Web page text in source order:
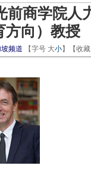
前商学院人
方向）教授
频道 【字号 大小】【收藏